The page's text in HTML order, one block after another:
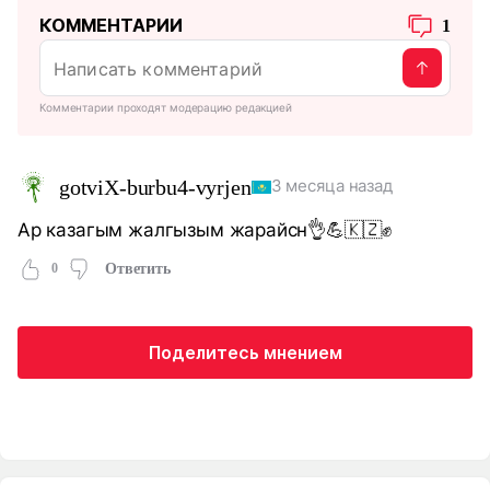
КОММЕНТАРИИ 1
Комментарии проходят модерацию редакцией
gotviX-burbu4-vyrjen 3 месяца назад
Ар казагым жалгызым жарайсн👌💪🇰🇿✊
0 Ответить
Поделитесь мнением